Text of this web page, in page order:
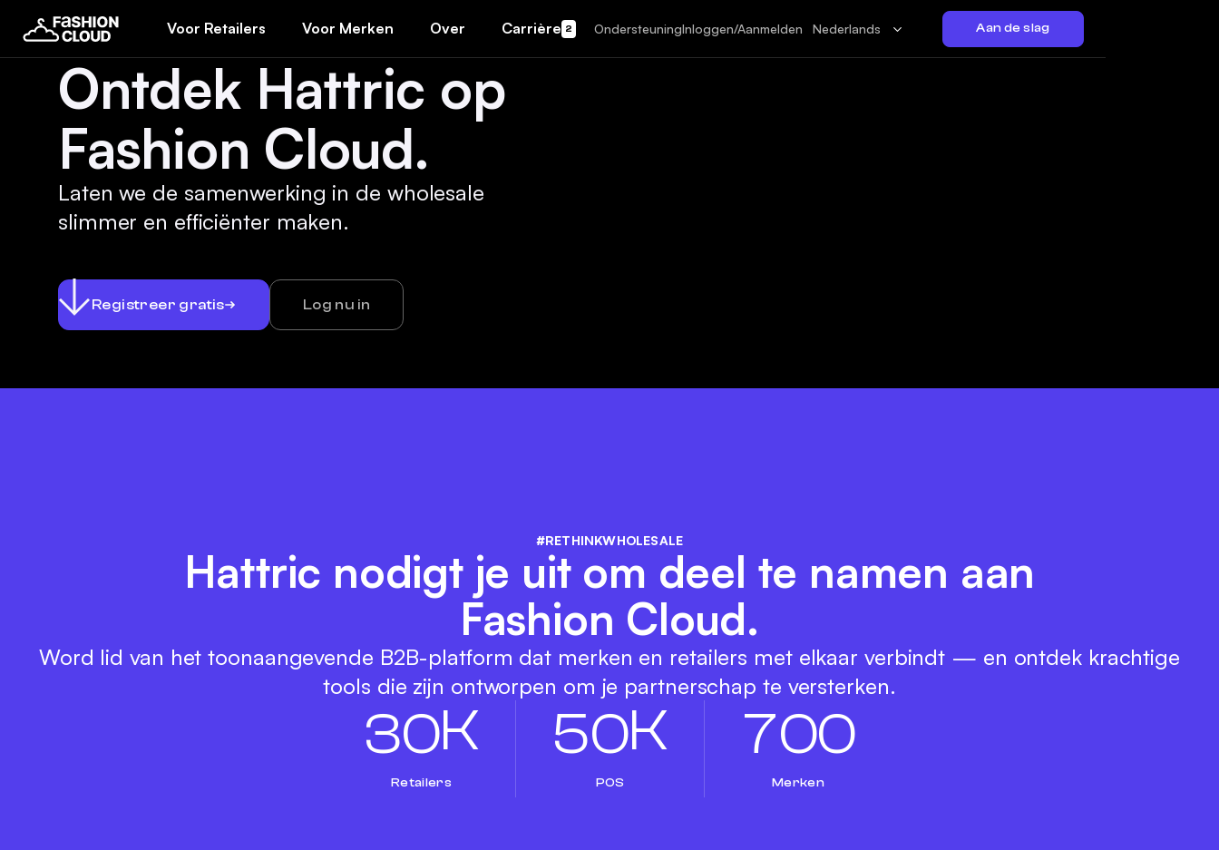
Voor Retailers Voor Merken Over Carrière 2 OndersteuningInloggen/Aanmelden Nederlands Aan de slag
Ontdek Hattric op
Fashion Cloud.
Laten we de samenwerking in de wholesale
slimmer en efficiënter maken.
Registreer gratis Log nu in
#RETHINKWHOLESALE
Hattric nodigt je uit om deel te namen aan
Fashion Cloud.
Word lid van het toonaangevende B2B-platform dat merken en retailers met elkaar verbindt — en ontdek krachtige
tools die zijn ontworpen om je partnerschap te versterken.
30K
Retailers
50K
POS
700
Merken